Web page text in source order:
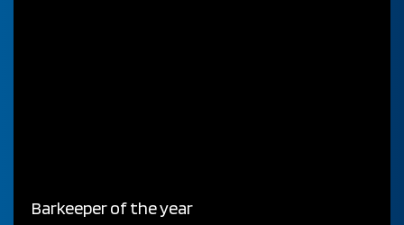
Barkeeper of the year